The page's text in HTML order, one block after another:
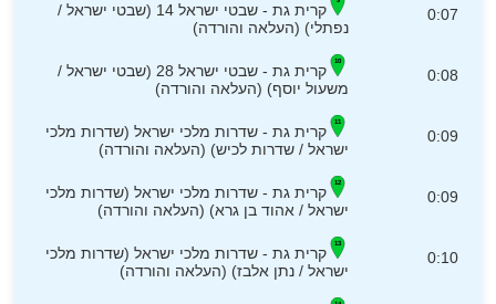
0:07
קרית גת - שבטי ישראל 14 (שבטי ישראל /
נפתלי) (העלאה והורדה)
0:08
קרית גת - שבטי ישראל 28 (שבטי ישראל /
משעול יוסף) (העלאה והורדה)
0:09
קרית גת - שדרות מלכי ישראל (שדרות מלכי
ישראל / שדרות לכיש) (העלאה והורדה)
0:09
קרית גת - שדרות מלכי ישראל (שדרות מלכי
ישראל / אהוד בן גרא) (העלאה והורדה)
0:10
קרית גת - שדרות מלכי ישראל (שדרות מלכי
ישראל / נתן אלבז) (העלאה והורדה)